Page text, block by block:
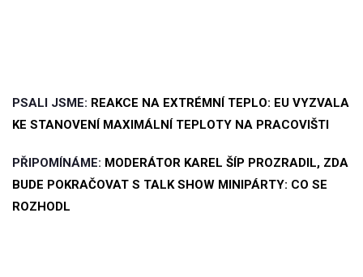
PSALI JSME: REAKCE NA EXTRÉMNÍ TEPLO: EU VYZVALA
KE STANOVENÍ MAXIMÁLNÍ TEPLOTY NA PRACOVIŠTI
PŘIPOMÍNÁME: MODERÁTOR KAREL ŠÍP PROZRADIL, ZDA
BUDE POKRAČOVAT S TALK SHOW MINIPÁRTY: CO SE
ROZHODL